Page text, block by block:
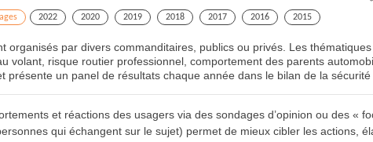
2022 2020 2019 2018 2017 2016 2015
organisés par divers commanditaires, publics ou privés. Les
volant, risque routier professionnel, comportement des parents
présente un panel de résultats chaque année dans le bilan de la sécurité
et réactions des usagers via des sondages d’opinion ou des «
qui échangent sur le sujet) permet de mieux cibler les actions,